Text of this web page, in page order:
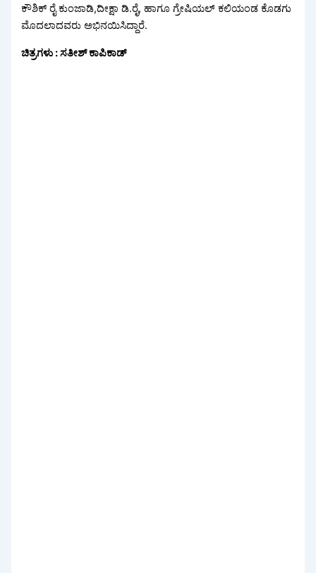
ಕೌಶಿಕ್ ರೈ ಕುಂಜಾಡಿ,ದೀಕ್ಷಾ ಡಿ.ರೈ, ಹಾಗೂ ಗ್ರೇಷಿಯಲ್ ಕಲಿಯಂಡ ಕೊಡಗು
ಮೊದಲಾದವರು ಅಭಿನಯಿಸಿದ್ದಾರೆ.
ಚಿತ್ರಗಳು : ಸತೀಶ್ ಕಾಪಿಕಾಡ್